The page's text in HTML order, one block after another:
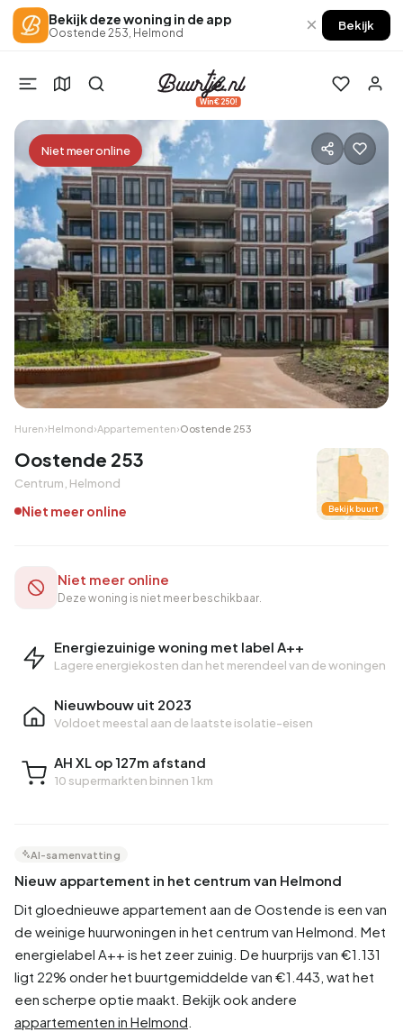
Bekijk deze woning in de app
Oostende 253, Helmond × Bekijk
Win €250!
Niet meer online
Huren›Helmond›Appartementen›Oostende 253
Oostende 253
Centrum, Helmond
Niet meer online Bekijk buurt
Energiezuinige woning met label A++
Lagere energiekosten dan het merendeel van de woningen
Nieuwbouw uit 2023
Voldoet meestal aan de laatste isolatie-eisen
AH XL op 127m afstand
10 supermarkten binnen 1 km
AI-samenvatting
Nieuw appartement in het centrum van Helmond
Dit gloednieuwe appartement aan de Oostende is een van
de weinige huurwoningen in het centrum van Helmond. Met
energielabel A++ is het zeer zuinig. De huurprijs van €1.131
ligt 22% onder het buurtgemiddelde van €1.443, wat het
een scherpe optie maakt. Bekijk ook andere
appartementen in Helmond
Niet meer online
Deze woning is niet meer beschikbaar.